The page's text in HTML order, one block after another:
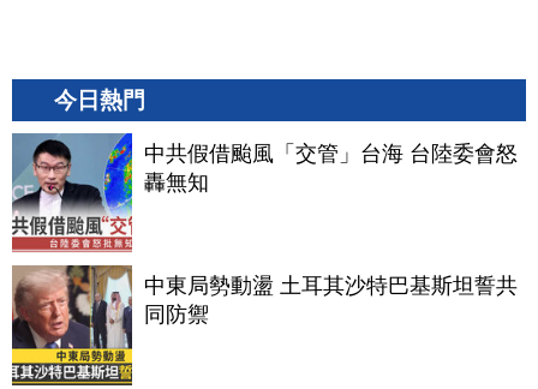
今日熱門
中共假借颱風「交管」台海 台陸委會怒
轟無知
中東局勢動盪 土耳其沙特巴基斯坦誓共
同防禦